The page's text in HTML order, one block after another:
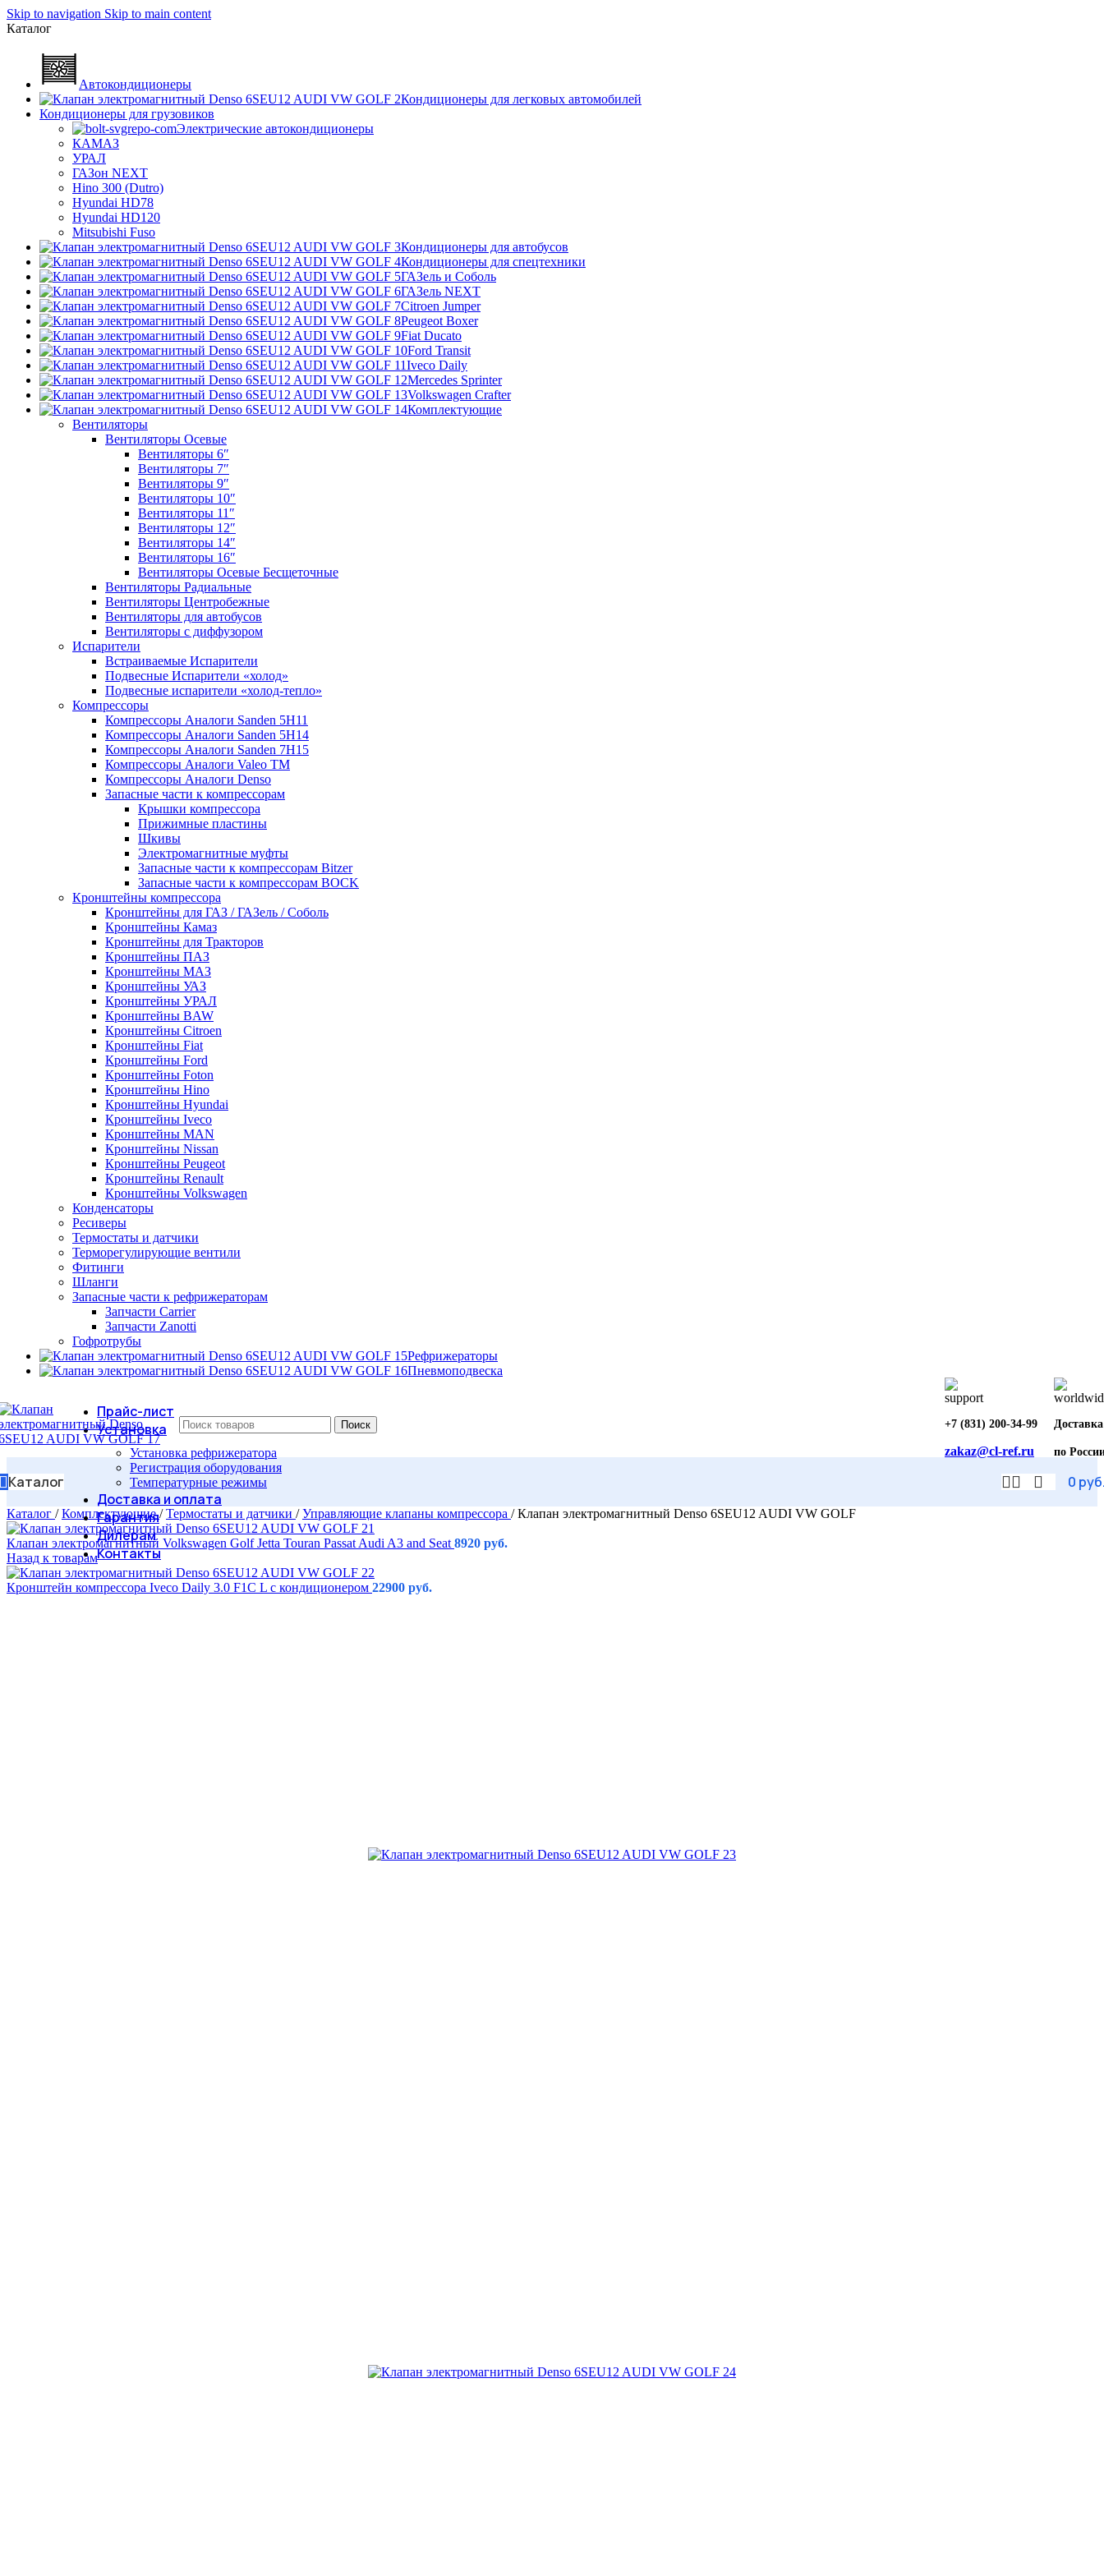
Skip to navigation Skip to main content
Каталог
Автокондиционеры
Кондиционеры для легковых автомобилей
Кондиционеры для грузовиков
Электрические автокондиционеры
КАМАЗ
УРАЛ
ГАЗон NEXT
Hino 300 (Dutro)
Hyundai HD78
Hyundai HD120
Mitsubishi Fuso
Кондиционеры для автобусов
Кондиционеры для спецтехники
ГАЗель и Соболь
ГАЗель NEXT
Citroen Jumper
Peugeot Boxer
Fiat Ducato
Ford Transit
Iveco Daily
Mercedes Sprinter
Volkswagen Crafter
Комплектующие
Вентиляторы
Вентиляторы Осевые
Вентиляторы 6″
Вентиляторы 7″
Вентиляторы 9″
Вентиляторы 10″
Вентиляторы 11″
Вентиляторы 12″
Вентиляторы 14″
Вентиляторы 16″
Вентиляторы Осевые Бесщеточные
Вентиляторы Радиальные
Вентиляторы Центробежные
Вентиляторы для автобусов
Вентиляторы с диффузором
Испарители
Встраиваемые Испарители
Подвесные Испарители «холод»
Подвесные испарители «холод-тепло»
Компрессоры
Компрессоры Аналоги Sanden 5H11
Компрессоры Аналоги Sanden 5H14
Компрессоры Аналоги Sanden 7H15
Компрессоры Аналоги Valeo ТМ
Компрессоры Аналоги Denso
Запасные части к компрессорам
Крышки компрессора
Прижимные пластины
Шкивы
Электромагнитные муфты
Запасные части к компрессорам Bitzer
Запасные части к компрессорам BOCK
Кронштейны компрессора
Кронштейны для ГАЗ / ГАЗель / Соболь
Кронштейны Камаз
Кронштейны для Тракторов
Кронштейны ПАЗ
Кронштейны МАЗ
Кронштейны УАЗ
Кронштейны УРАЛ
Кронштейны BAW
Кронштейны Citroen
Кронштейны Fiat
Кронштейны Ford
Кронштейны Foton
Кронштейны Hino
Кронштейны Hyundai
Кронштейны Iveco
Кронштейны MAN
Кронштейны Nissan
Кронштейны Peugeot
Кронштейны Renault
Кронштейны Volkswagen
Конденсаторы
Ресиверы
Термостаты и датчики
Терморегулирующие вентили
Фитинги
Шланги
Запасные части к рефрижераторам
Запчасти Carrier
Запчасти Zanotti
Гофротрубы
Рефрижераторы
Пневмоподвеска
Поиск +7 (831) 200-34-99
zakaz@cl-ref.ru
Доставка
по
Каталог
Прайс-лист
Установка
Установка рефрижератора
Регистрация оборудования
Температурные режимы
Доставка и оплата
Гарантия
Дилерам
Контакты
0
Каталог / Комплектующие/ Термостаты и датчики / Управляющие клапаны компрессора / Клапан электромагнитный Denso 6SEU12 AUDI VW GOLF
Клапан электромагнитный Volkswagen Golf Jetta Touran Passat Audi A3 and Seat 8920 руб.
Назад к товарам
Кронштейн компрессора Iveco Daily 3.0 F1C L c кондиционером 22900 руб.